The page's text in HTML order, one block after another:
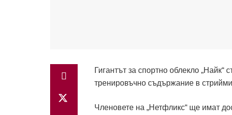
Гигантът за спортно облекло „Найк“
тренировъчно съдържание в
Членовете на „Нетфликс“ ще имат